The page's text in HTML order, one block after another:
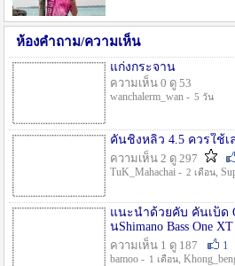
ห้องคำถาม/ความเห็น
แก่งกระจาน
ความเห็น 0 ดู 53
wanchalerm_wan - 5 วัน
คันชิงหลิว 4.5 ควรใช้
ความเห็น 2 ดู 297
TuK_Mahachai - 2 เดือน,
แนะนำด้วยคับ คันเบ็ด
นShimano Bass One
ความเห็น 1 ดู 187
1
bamoo - 1 เดือน,